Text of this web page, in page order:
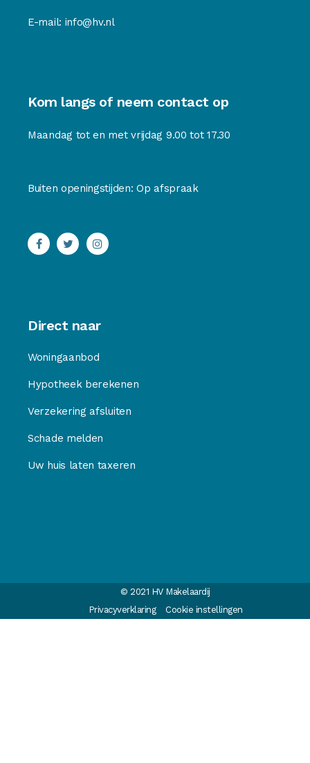
E-mail: info@hv.nl
Kom langs of neem contact op
Maandag tot en met vrijdag 9.00 tot 17.30
Buiten openingstijden: Op afspraak
Direct naar
Woningaanbod
Hypotheek berekenen
Verzekering afsluiten
Schade melden
Uw huis laten taxeren
© 2021 HV Makelaardij
Privacyverklaring
Cookie instellingen